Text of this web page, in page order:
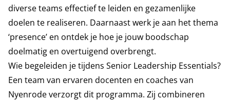
diverse teams effectief te leiden en gezamenlijke
doelen te realiseren. Daarnaast werk je aan het thema
‘presence’ en ontdek je hoe je jouw boodschap
doelmatig en overtuigend overbrengt.
Wie begeleiden je tijdens Senior Leadership Essentials?
Een team van ervaren docenten en coaches van
Nyenrode verzorgt dit programma. Zij combineren